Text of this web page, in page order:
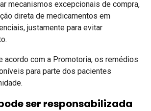
mecanismos excepcionais de compra,
direta de medicamentos em
justamente para evitar
acordo com a Promotoria, os remédios
para parte dos pacientes
ser responsabilizada